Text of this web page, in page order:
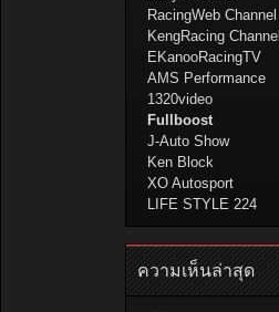
RacingWeb Channel
KengRacing Channel
EKanooRacingTV
AMS Performance
1320video
Fullboost
J-Auto Show
Ken Block
XO Autosport
LIFE STYLE 224
ความเห็นล่าสุด